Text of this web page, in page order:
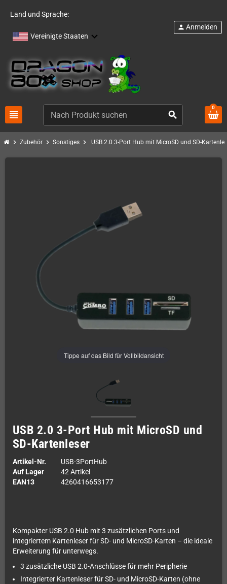
Land und Sprache:
Vereinigte Staaten
view_headline search
person Anmelden
0
chevron_right Zubehör chevron_right Sonstiges chevron_right USB 2.0 3-Port Hub mit MicroSD und SD-
Tippe auf das Bild für Vollbildansicht
USB 2.0 3-Port Hub mit MicroSD und
SD-Kartenleser
Artikel-Nr.
USB-3PortHub
Auf Lager
42 Artikel
EAN13
4260416653177
Kompakter USB 2.0 Hub mit 3 zusätzlichen Ports und
integriertem Kartenleser für SD- und MicroSD-Karten – die ideale
Erweiterung für unterwegs.
3 zusätzliche USB 2.0-Anschlüsse für mehr Peripherie
Integrierter Kartenleser für SD- und MicroSD-Karten (ohne